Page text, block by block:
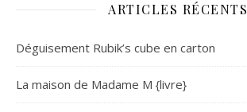
ARTICLES RÉCENTS
Déguisement Rubik’s cube en carton
La maison de Madame M {livre}